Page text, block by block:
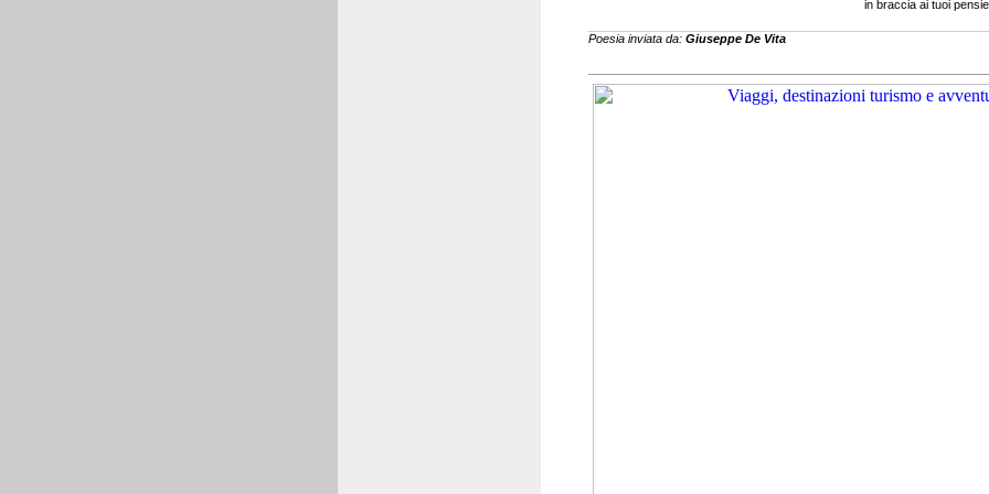
in braccia ai tuoi
Poesia inviata da: Giuseppe De Vita